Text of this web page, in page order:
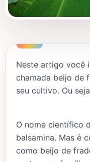
Neste artigo você
chamada beijo de
seu cultivo. Ou
O nome científico
balsamina. Mas é
como beijo de